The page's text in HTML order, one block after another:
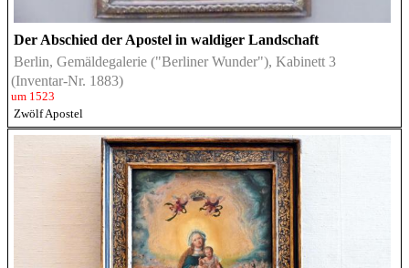
Der Abschied der Apostel in waldiger Landschaft
Berlin, Gemäldegalerie ("Berliner Wunder"), Kabinett 3
(Inventar-Nr. 1883)
um 1523
Zwölf Apostel